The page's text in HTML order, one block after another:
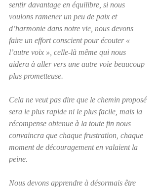
sentir davantage en équilibre, si nous
voulons ramener un peu de paix et
d’harmonie dans notre vie, nous devons
faire un effort conscient pour écouter «
l’autre voix », celle-là même qui nous
aidera à aller vers une autre voie beaucoup
plus prometteuse.
Cela ne veut pas dire que le chemin proposé
sera le plus rapide ni le plus facile, mais la
récompense obtenue à la toute fin nous
convaincra que chaque frustration, chaque
moment de découragement en valaient la
peine.
Nous devons apprendre à désormais être